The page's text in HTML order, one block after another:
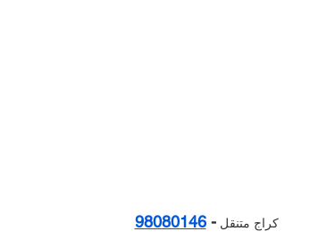
كراج متنقل -
98080146